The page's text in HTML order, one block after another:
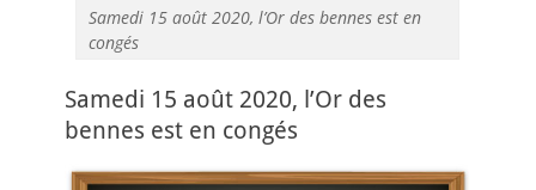
Samedi 15 août 2020, l’Or des bennes est en
congés
Samedi 15 août 2020, l’Or des
bennes est en congés